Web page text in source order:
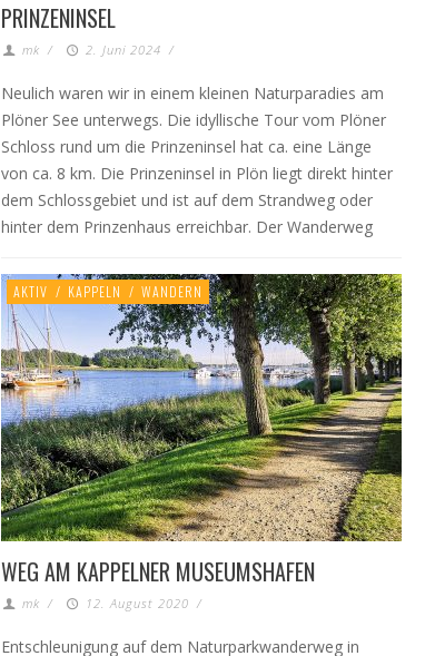
PRINZENINSEL
mk / 2. Juni 2024 /
Neulich waren wir in einem kleinen Naturparadies am
Plöner See unterwegs. Die idyllische Tour vom Plöner
Schloss rund um die Prinzeninsel hat ca. eine Länge
von ca. 8 km. Die Prinzeninsel in Plön liegt direkt hinter
dem Schlossgebiet und ist auf dem Strandweg oder
hinter dem Prinzenhaus erreichbar. Der Wanderweg
AKTIV / KAPPELN / WANDERN
WEG AM KAPPELNER MUSEUMSHAFEN
mk / 12. August 2020 /
Entschleunigung auf dem Naturparkwanderweg in